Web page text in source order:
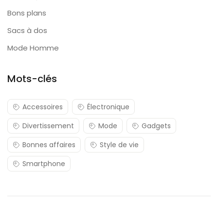
Bons plans
Sacs à dos
Mode Homme
Mots-clés
Accessoires
Électronique
Divertissement
Mode
Gadgets
Bonnes affaires
Style de vie
Smartphone